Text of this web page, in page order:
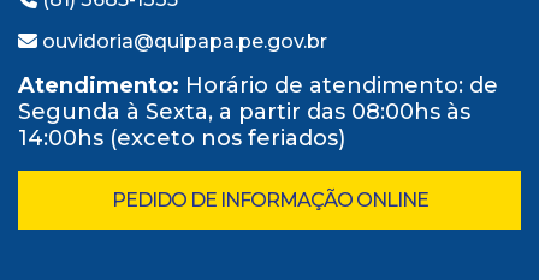
ouvidoria@quipapa.pe.gov.br
Atendimento: Horário de atendimento: de
Segunda à Sexta, a partir das 08:00hs às
14:00hs (exceto nos feriados)
PEDIDO DE INFORMAÇÃO ONLINE